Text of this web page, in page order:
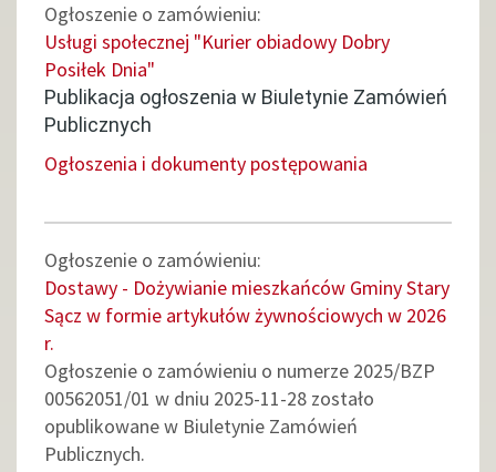
Ogłoszenie o zamówieniu:
Usługi społecznej "Kurier obiadowy Dobry
Posiłek Dnia"
Publikacja ogłoszenia w Biuletynie Zamówień
Publicznych
Ogłoszenia i dokumenty postępowania
Ogłoszenie o zamówieniu:
Dostawy - Dożywianie mieszkańców Gminy Stary
Sącz w formie artykułów żywnościowych w 2026
r.
Ogłoszenie o zamówieniu o numerze 2025/BZP
00562051/01 w dniu 2025-11-28 zostało
opublikowane w Biuletynie Zamówień
Publicznych.